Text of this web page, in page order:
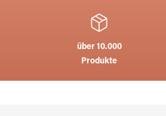
über 10.000
Produkte